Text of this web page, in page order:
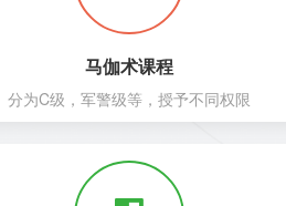
马伽术课程
分为C级，军警级等，授予不同权限